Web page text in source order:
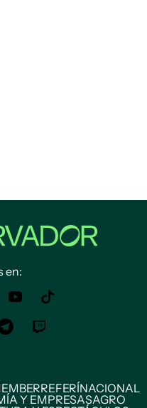
en:
REFERÍNACIONAL
Y EMPRESASAGRO